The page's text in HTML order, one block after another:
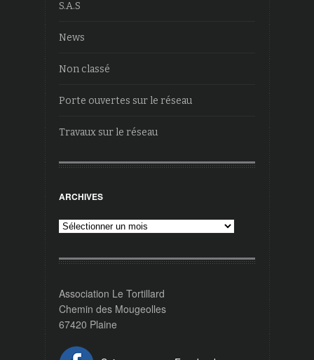
S.A.S
News
Non classé
Porte ouvertes sur le réseau
Travaux sur le réseau
ARCHIVES
Archives
Association Le Tortillard
Chemin des Mougeolles
67420 Plaine